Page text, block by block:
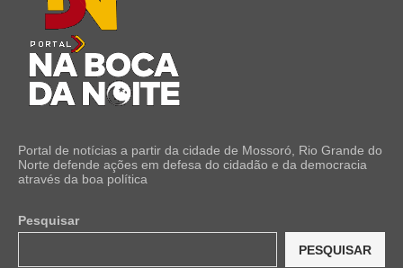
Portal de notícias a partir da cidade de Mossoró, Rio Grande do
Norte defende ações em defesa do cidadão e da democracia
através da boa política
Pesquisar
PESQUISAR